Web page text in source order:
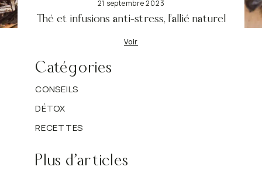
21 septembre 2023
Thé et infusions anti-stress, l’allié naturel
Voir
Catégories
CONSEILS
DÉTOX
RECETTES
Plus d'articles